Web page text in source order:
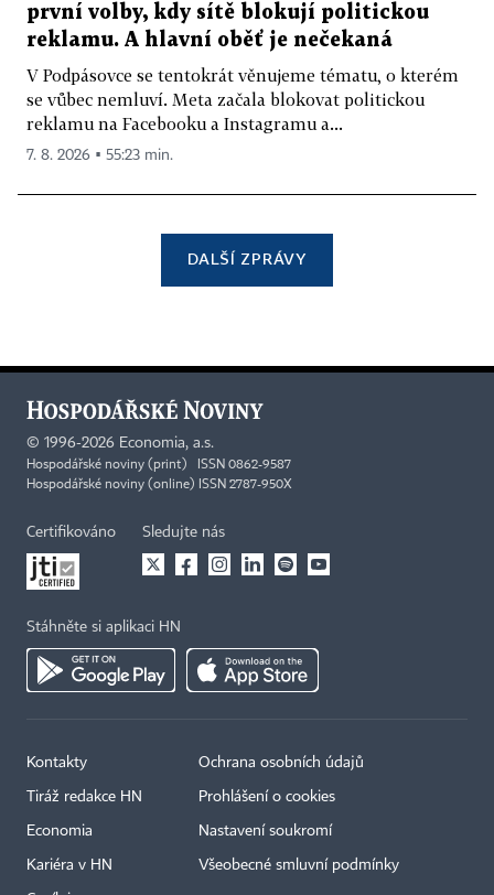
první volby, kdy sítě blokují politickou
reklamu. A hlavní oběť je nečekaná
V Podpásovce se tentokrát věnujeme tématu, o kterém
se vůbec nemluví. Meta začala blokovat politickou
reklamu na Facebooku a Instagramu a...
7. 8. 2026 ▪ 55:23 min.
DALŠÍ ZPRÁVY
© 1996-2026 Economia, a.s.
Hospodářské noviny (print) ISSN 0862-9587
Hospodářské noviny (online) ISSN 2787-950X
Certifikováno Sledujte nás
Stáhněte si aplikaci HN
Kontakty
Tiráž redakce HN
Economia
Kariéra v HN
Ochrana osobních údajů
Prohlášení o cookies
Nastavení soukromí
Všeobecné smluvní podmínky